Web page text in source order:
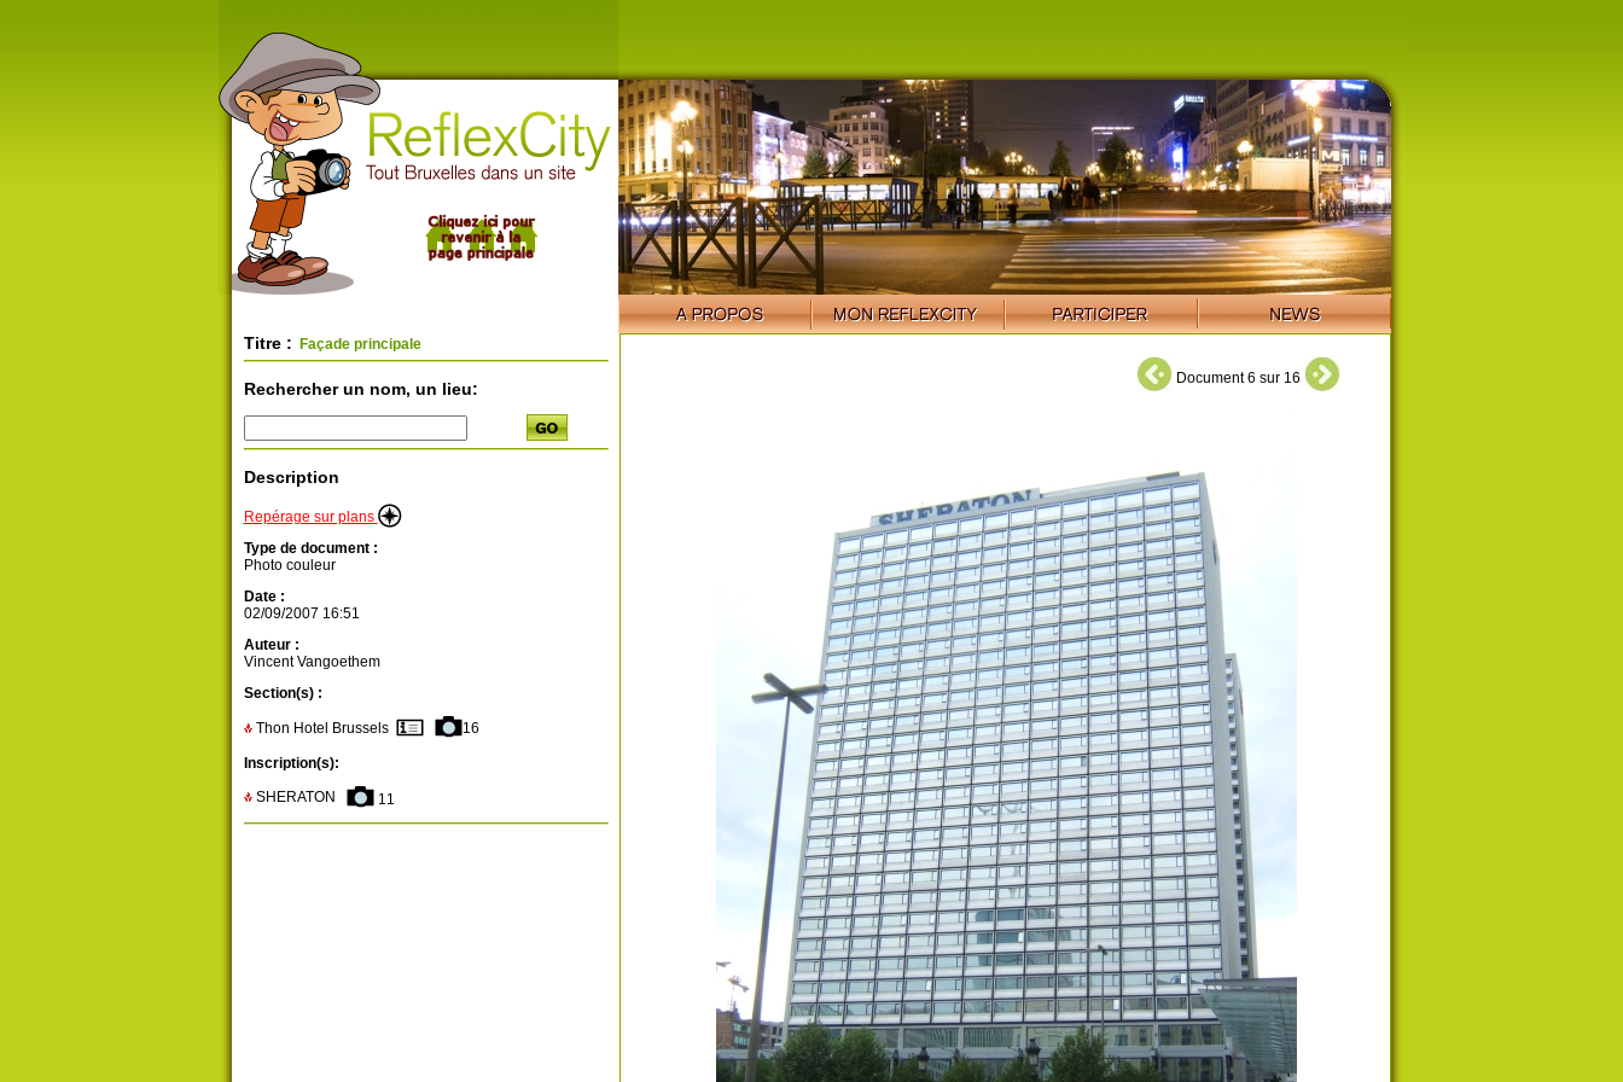
Titre : Façade principale
Rechercher un nom, un lieu:
Description
Repérage sur plans
Type de document :
Photo couleur
Date :
02/09/2007 16:51
Auteur :
Vincent Vangoethem
Section(s) :
Thon Hotel Brussels 16
Inscription(s):
SHERATON
11
Document 6 sur 16